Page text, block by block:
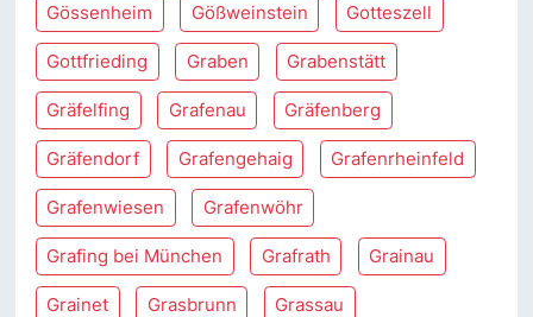
Gössenheim Gößweinstein Gotteszell
Gottfrieding Graben Grabenstätt
Gräfelfing Grafenau Gräfenberg
Gräfendorf Grafengehaig Grafenrheinfeld
Grafenwiesen Grafenwöhr
Grafing bei München Grafrath Grainau
Grainet Grasbrunn Grassau